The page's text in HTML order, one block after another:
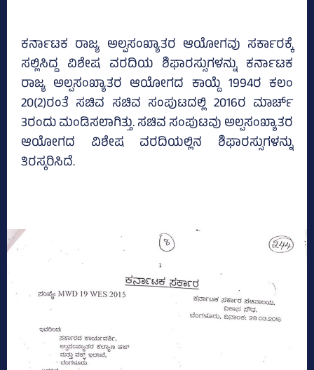
ಕರ್ನಾಟಕ ರಾಜ್ಯ ಅಲ್ಪಸಂಖ್ಯಾತರ ಆಯೋಗವು ಸರ್ಕಾರಕ್ಕೆ
ಸಲ್ಲಿಸಿದ್ದ ವಿಶೇಷ ವರದಿಯ ಶಿಫಾರಸ್ಸುಗಳನ್ನು ಕರ್ನಾಟಕ
ರಾಜ್ಯ ಅಲ್ಪಸಂಖ್ಯಾತರ ಆಯೋಗದ ಕಾಯ್ದೆ 1994ರ ಕಲಂ
20(2)ರಂತೆ ಸಚಿವ ಸಚಿವ ಸಂಪುಟದಲ್ಲಿ 2016ರ ಮಾರ್ಚ್‌
3ರಂದು ಮಂಡಿಸಲಾಗಿತ್ತು. ಸಚಿವ ಸಂಪುಟವು ಅಲ್ಪಸಂಖ್ಯಾತರ
ಆಯೋಗದ ವಿಶೇಷ ವರದಿಯಲ್ಲಿನ ಶಿಫಾರಸ್ಸುಗಳನ್ನು
ತಿರಸ್ಕರಿಸಿದೆ.